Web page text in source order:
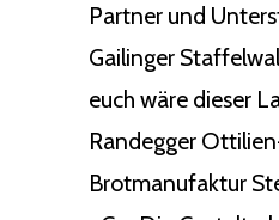
Partner und
Gailinger
euch wäre dieser
Randegger
Brotmanufaktur